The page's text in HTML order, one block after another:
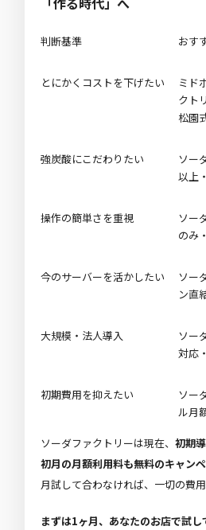
判断基準 おす
とにかくコストを下げたい
ミド
クト
松園
強炭酸にこだわりたい
ソー
以上
操作の簡単さを重視
ソー
のみ
今のサーバーを活かしたい
ソー
ン直
大規模・法人導入
ソー
対応
初期費用を抑えたい
ソー
ル月
ソーダファクトリーは現在、 初期
初月の月額利用料も無料のキャン
月試して合わなければ、一切の費
まずは1ヶ月、あなたのお店で試し